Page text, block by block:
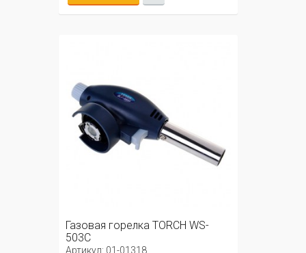
Газовая горелка TORCH WS-
503C
Артикул: 01-01318